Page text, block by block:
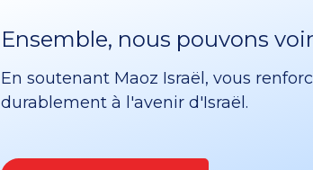
Ensemble, nous pouvons
En soutenant Maoz Israël, vous
durablement à l'avenir d'Israël.